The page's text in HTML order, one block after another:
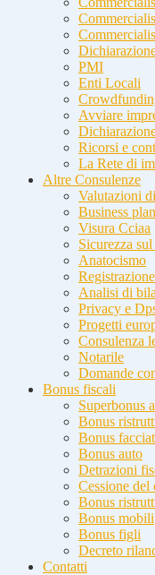
PMI
Enti Locali
Avviare
Ricorsi e
La Rete di
Altre Consulenze
Valutazioni
Business plan
Visura Cciaa
Sicurezza
Anatocismo
Analisi di
Privacy e
Progetti
Consulenza
Notarile
Domande
Bonus fiscali
Superbonus
Bonus
Bonus
Bonus auto
Detrazioni
Cessione del
Bonus
Bonus mobili
Bonus figli
Decreto
Contatti